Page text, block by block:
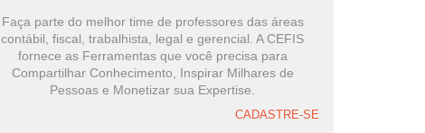
Faça parte do melhor time de professores das áreas
contábil, fiscal, trabalhista, legal e gerencial. A CEFIS
fornece as Ferramentas que você precisa para
Compartilhar Conhecimento, Inspirar Milhares de
Pessoas e Monetizar sua Expertise.
CADASTRE-SE